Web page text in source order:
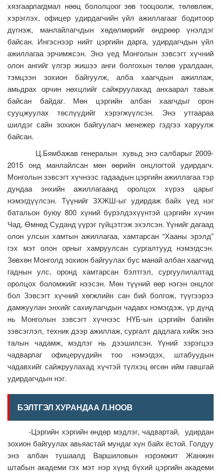
хязгаарлагдмал нөөц бололцоог зөв тооцоолж, төлөвлөж,
хэрэглэх, офицер удирдагчийн үйл ажиллагааг бодитоор
дүгнэж, манлайлагчдын хөдөлмөрийг өндрөөр үнэлдэг
байсан. Ингэснээр нийт цэргийн дарга, удирдагчдын үйл
ажиллагаа эрчимжсэн. Энэ үед Монголын зэвсэгт хүчний
олон ангийг үлгэр жишээ анги болгохын төлөө уралдаан,
тэмцээн зохион байгуулж, алба хаагчдын ажиллаж,
амьдрах орчин нөхцлийг сайжруулахад анхаарал тавьж
байсан байдаг. Мөн цэргийн албан хаагчдыг орон
сууцжуулах төслүүдийг хэрэгжүүлсэн. Энэ утгаараа
шилдэг сайн зохион байгуулагч менежер гэдгээ харуулж
байсан.
Ц.Бямбажав генералын хувьд энэ салбарыг 2009-
2015 онд манлайлсан мөн өөрийн онцлогтой удирдагч.
Монголын зэвсэгт хүчнээс гадаадын цэргийн ажиллагаа тэр
дундаа энхийн ажиллагаанд оролцох хүрээ царыг
нэмэгдүүлсэн. Түүнийг ЗХЖШ-ыг удирдаж байх үед нэг
батальон буюу 800 хүний бүрэлдэхүүнтэй цэргийн хүчин
Чад, Өмнөд Суданд үүрэг гүйцэтгэж эхэлсэн. Үүнийг дагаад
олон улсын хамтын ажиллагаа, хамтарсан “Хааны эрэлд”
гэх мэт олон орныг хамруулсан сургалтууд нэмэгдсэн.
Зөвхөн Монголд зохион байгуулах бус манай албан хаагчид
гаднын улс, оронд хамтарсан бэлтгэл, сургуулилалтад
оролцох боломжийг нээсэн. Мөн түүний өөр нэгэн онцлог
бол Зэвсэгт хүчний хөгжлийн сан бий болгож, түүгээрээ
дамжуулан энхийг сахиулагчдын чадавх нэмэгдэж, үр дүнд
нь Монголын зэвсэгт хүчнээс НҮБ-ын цэргийн багийн
зэвсэглэл, техник дээр ажиллаж, сургалт дадлага хийж энэ
талын чадамж, мэдлэг нь дээшилсэн. Үүний зэрэгцээ
чадварлаг офицерүүдийн тоо нэмэгдэх, штабуудын
чадавхийг сайжруулахад хүчтэй түлхэц өгсөн ийм гавшгай
удирдагчдын нэг.
БЭЛТГЭЛ ХУРАНДАА Л.НООВ
-Цэргийн хэргийн өндөр мэдлэг, чадвартай, удирдан
зохион байгуулах авьяастай мундаг хүн байх ёстой. Голдуу
энэ албан тушаалд Варшиловын нэрэмжит Жанжин
штабын академи гэх мэт нэр хүнд бүхий цэргийн академи